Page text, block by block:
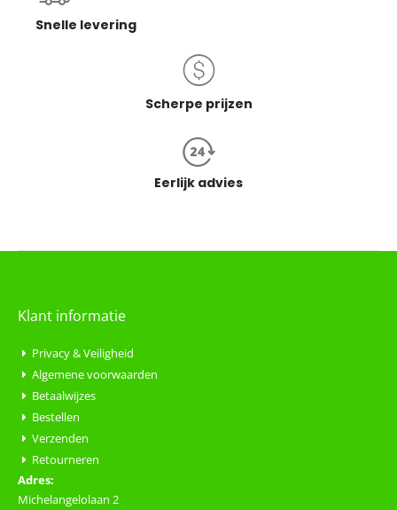
Snelle levering
Scherpe prijzen
Eerlijk advies
Klant informatie
Privacy & Veiligheid
Algemene voorwaarden
Betaalwijzes
Bestellen
Verzenden
Retourneren
Adres:
Michelangelolaan 2